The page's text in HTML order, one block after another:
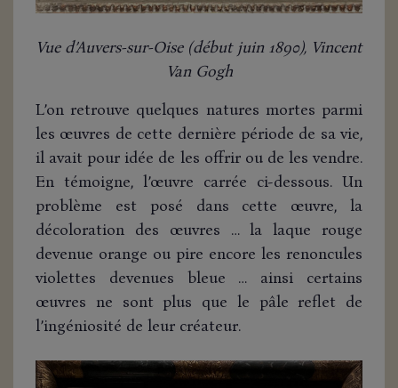
Vue d’Auvers-sur-Oise (début juin 1890), Vincent
Van Gogh
L’on retrouve quelques natures mortes parmi
les œuvres de cette dernière période de sa vie,
il avait pour idée de les offrir ou de les vendre.
En témoigne, l’œuvre carrée ci-dessous. Un
problème est posé dans cette œuvre, la
décoloration des œuvres … la laque rouge
devenue orange ou pire encore les renoncules
violettes devenues bleue … ainsi certains
œuvres ne sont plus que le pâle reflet de
l’ingéniosité de leur créateur.